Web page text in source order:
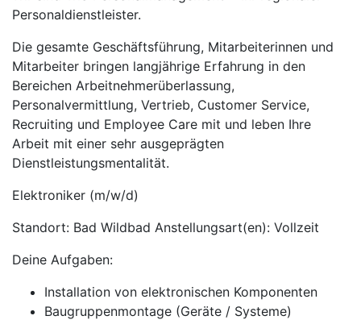
Personaldienstleister.
Die gesamte Geschäftsführung, Mitarbeiterinnen und
Mitarbeiter bringen langjährige Erfahrung in den
Bereichen Arbeitnehmerüberlassung,
Personalvermittlung, Vertrieb, Customer Service,
Recruiting und Employee Care mit und leben Ihre
Arbeit mit einer sehr ausgeprägten
Dienstleistungsmentalität.
Elektroniker (m/w/d)
Standort: Bad Wildbad Anstellungsart(en): Vollzeit
Deine Aufgaben:
Installation von elektronischen Komponenten
Baugruppenmontage (Geräte / Systeme)